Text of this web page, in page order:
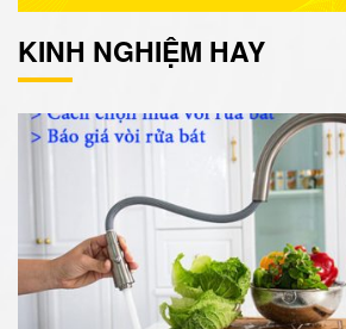
KINH NGHIỆM HAY